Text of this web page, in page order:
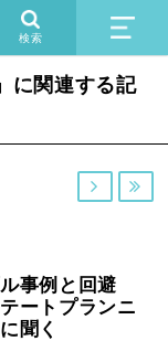
検索
に関連する記
 
事例と回避
ートプランニ
聞く